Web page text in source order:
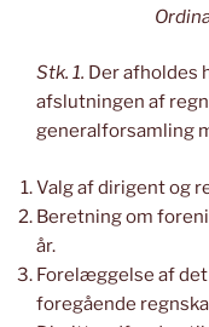
Stk. 1. Der afholdes
afslutningen af
generalforsamling
Valg af dirigent og
Beretning om
år.
Forelæggelse af
foregående